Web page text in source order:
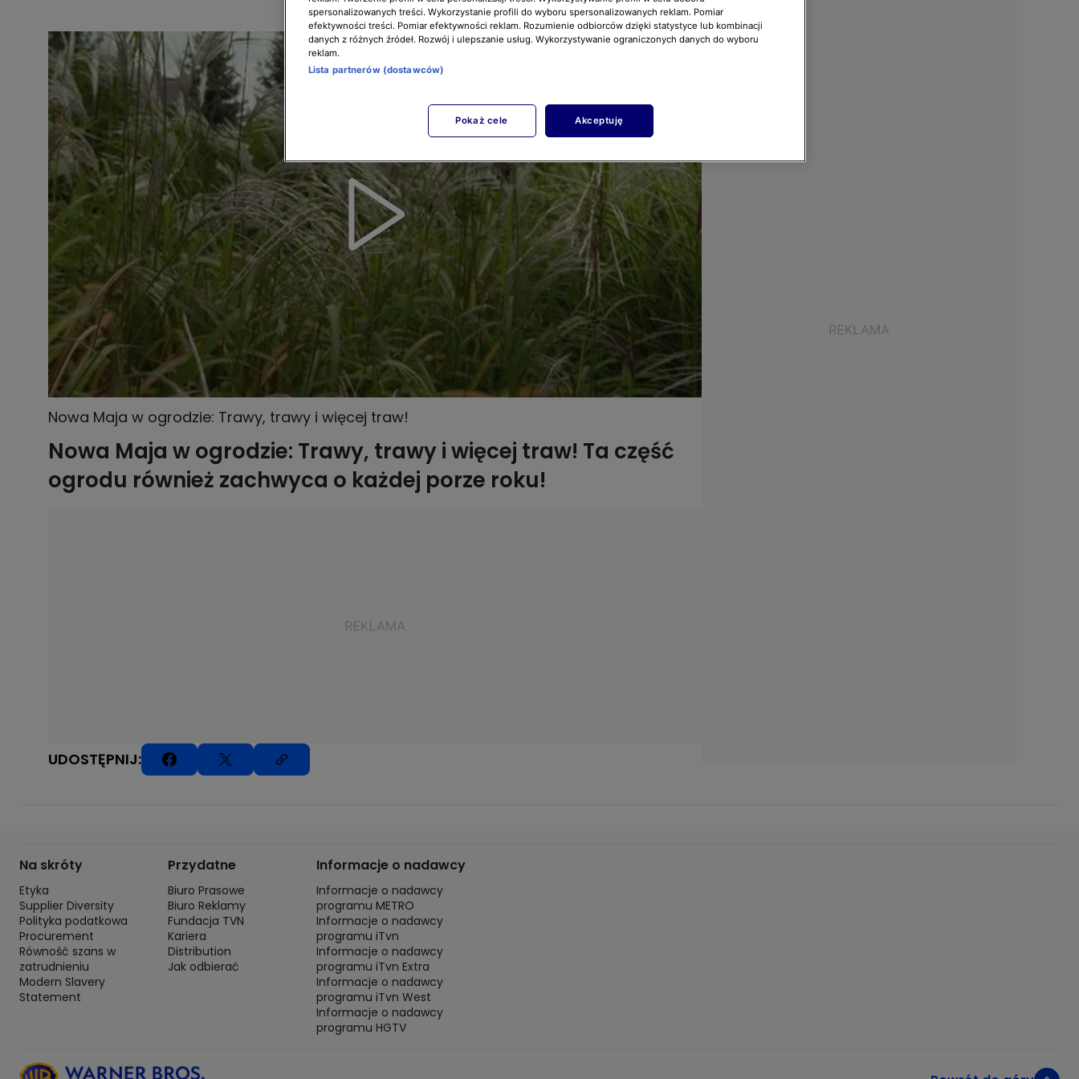
Nowa Maja w ogrodzie: Trawy, trawy i więcej traw!
Nowa Maja w ogrodzie: Trawy, trawy i więcej traw! Ta część
ogrodu również zachwyca o każdej porze roku!
UDOSTĘPNIJ:
Na skróty
Etyka
Supplier Diversity
Polityka podatkowa
Procurement
Równość szans w
zatrudnieniu
Modern Slavery
Statement
Przydatne
Biuro Prasowe
Biuro Reklamy
Fundacja TVN
Kariera
Distribution
Jak odbierać
Informacje o nadawcy
Informacje o nadawcy
programu METRO
Informacje o nadawcy
programu iTvn
Informacje o nadawcy
programu iTvn Extra
Informacje o nadawcy
programu iTvn West
Informacje o nadawcy
programu HGTV
spersonalizowanych treści. Wykorzystanie profili do wyboru spersonalizowanych reklam. Pomiar
efektywności treści. Pomiar efektywności reklam. Rozumienie odbiorców dzięki statystyce lub kombinacji
danych z różnych źródeł. Rozwój i ulepszanie usług. Wykorzystywanie ograniczonych danych do wyboru
reklam.
Lista partnerów (dostawców)
Pokaż cele Akceptuję